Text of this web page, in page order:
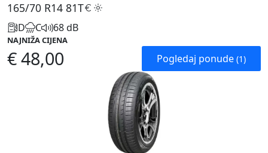
165/70 R14 81T
D C 68 dB
NAJNIŽA CIJENA
€ 48,00 Pogledaj ponude (1)